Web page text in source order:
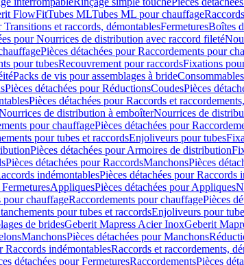
FlowFitTubes MLTubes ML pour chauffageRaccords
Transitions et raccords, démontablesFermeturesBoîtes
pour Nourrices de distribution avec raccord fileté
Pièces détachées pour Raccordements pour
pour tubesRecouvrement pour raccordsFixations
Packs de vis pour assemblages à brideConsommables
Pièces détachées pour RéductionsCoudesPièces
Pièces détachées pour Raccords et raccordements,
de distribution à emboîterNourrices de
pour chauffagePièces détachées pour
pour tubes et raccordsEnjoliveurs pour tubes
Pièces détachées pour Armoires de distribution
Pièces détachées pour RaccordsManchonsPièces
indémontablesPièces détachées pour Raccords
AppliquesPièces détachées pour Appliques
pour chauffageRaccordements pour chauffagePièces
pour tubes et raccordsEnjoliveurs pour
de bridesGeberit Mapress Acier InoxGeberit
ManchonsPièces détachées pour Manchons
Raccords indémontablesRaccords et raccordements,
détachées pour FermeturesRaccordementsPièces